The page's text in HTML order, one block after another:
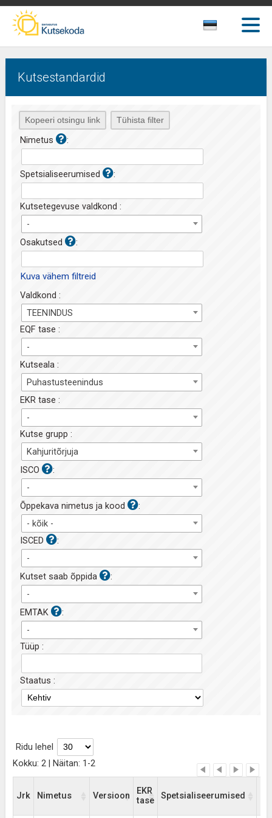
Kutsestandardid
Nimetus :
Spetsialiseerumised :
Kutsetegevuse valdkond :
-
Osakutsed
:
Kuva vähem filtreid
Valdkond :
TEENINDUS
EQF tase :
-
Kutseala :
Puhastusteenindus
EKR tase :
-
Kutse grupp :
Kahjuritõrjuja
ISCO
:
-
Õppekava nimetus ja kood
:
- kõik -
ISCED
:
-
Kutset saab õppida
:
-
EMTAK
:
-
Tüüp :
Staatus :
Ridu lehel
Kokku: 2 | Näitan: 1-2
Jrk Nimetus Versioon
EKR
tase
Spetsialiseerumised